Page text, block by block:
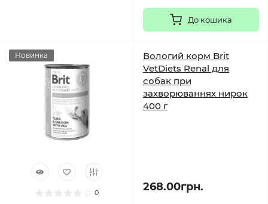
До кошика
Новинка
0
Вологий корм Brit
VetDiets Renal для
собак при
захворюваннях нирок
400 г
268.00грн.